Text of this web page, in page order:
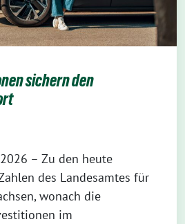
sichern den
– Zu den heute
des Landesamtes für
wonach die
im